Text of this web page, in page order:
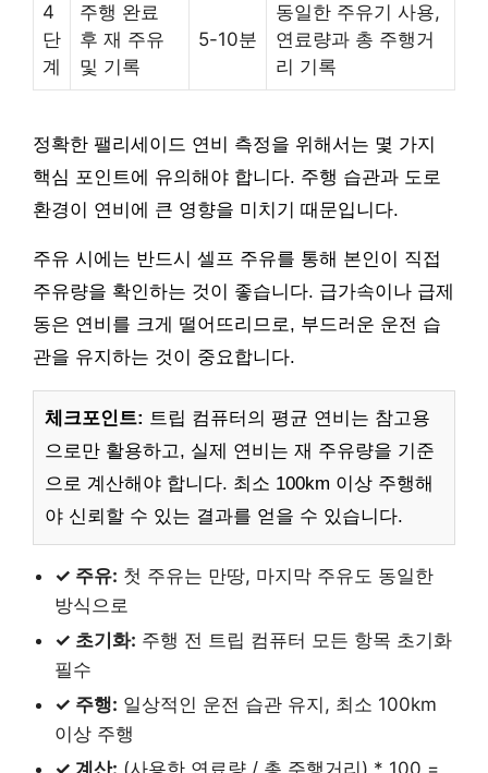
4
단
계
주행 완료
후 재 주유
및 기록
5-10분
동일한 주유기 사용,
연료량과 총 주행거
리 기록
정확한 팰리세이드 연비 측정을 위해서는 몇 가지
핵심 포인트에 유의해야 합니다. 주행 습관과 도로
환경이 연비에 큰 영향을 미치기 때문입니다.
주유 시에는 반드시 셀프 주유를 통해 본인이 직접
주유량을 확인하는 것이 좋습니다. 급가속이나 급제
동은 연비를 크게 떨어뜨리므로, 부드러운 운전 습
관을 유지하는 것이 중요합니다.
체크포인트: 트립 컴퓨터의 평균 연비는 참고용
으로만 활용하고, 실제 연비는 재 주유량을 기준
으로 계산해야 합니다. 최소 100km 이상 주행해
야 신뢰할 수 있는 결과를 얻을 수 있습니다.
✓ 주유: 첫 주유는 만땅, 마지막 주유도 동일한
방식으로
✓ 초기화: 주행 전 트립 컴퓨터 모든 항목 초기화
필수
✓ 주행: 일상적인 운전 습관 유지, 최소 100km
이상 주행
✓ 계산: (사용한 연료량 / 총 주행거리) * 100 =